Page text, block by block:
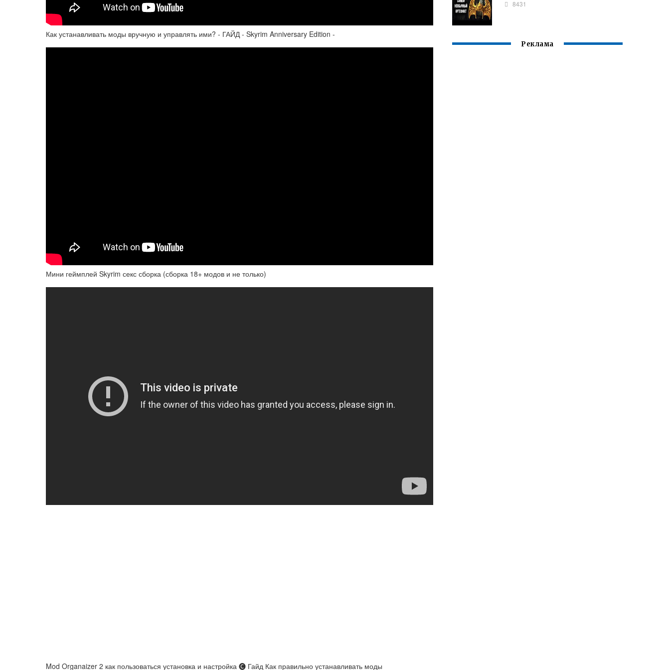
Как устанавливать моды вручную и управлять ими? - ГАЙД - Skyrim Anniversary Edition -
Мини геймплей Skyrim секс сборка (сборка 18+ модов и не только)
Mod Organaizer 2 как пользоваться установка и настройка 🅒 Гайд Как правильно устанавливать моды
8431
Реклама